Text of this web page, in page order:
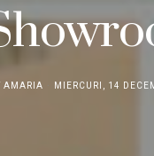
AMARIA MIERCURI, 14